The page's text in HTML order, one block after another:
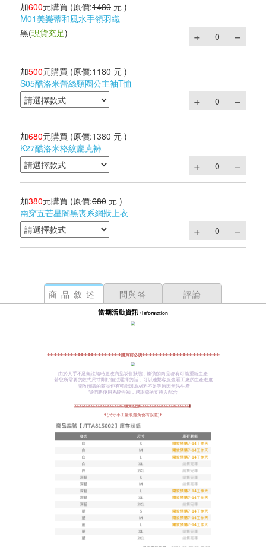
加600元購買 (原價:1480 元 )
M01美樂蒂和風水手領羽織
黑(現貨充足)
加500元購買 (原價:1180 元 )
S05酷洛米蕾絲頸圈公主袖T恤
加680元購買 (原價:1380 元 )
K27酷洛米格紋龐克褲
加380元購買 (原價:680 元 )
兩穿五芒星闇黑喪系網狀上衣
商品敘述 問與答 評論